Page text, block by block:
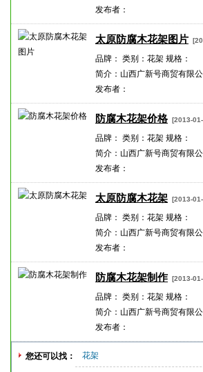
发布者：
太原防腐木花架图片
品牌： 类别：花架 规格：
简介：山西广新号商贸有限
发布者：
防腐木花架价格[2013-
品牌： 类别：花架 规格：
简介：山西广新号商贸有限
发布者：
太原防腐木花架 [2013-
品牌： 类别：花架 规格：
简介：山西广新号商贸有限
发布者：
防腐木花架制作 [2013-
品牌： 类别：花架 规格：
简介：山西广新号商贸有限
发布者：
您还可以找： 花架